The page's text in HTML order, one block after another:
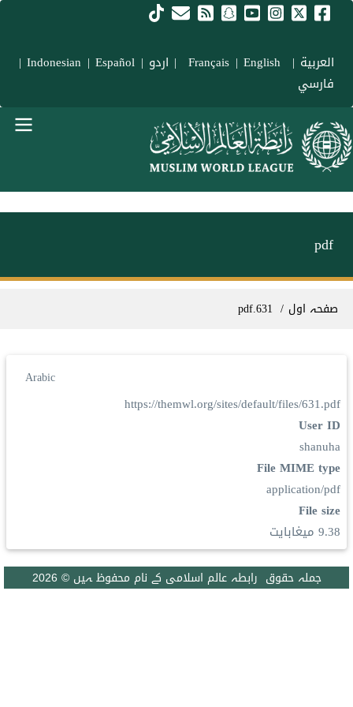
Skip to main content
العربية |
Français
| English
| اردو |
Indonesian |Español
|
فارسي
pdf
Breadcrumb
صفحہ اول 631.pdf
Arabic
https://themwl.org/sites/default/files/631.pdf
User ID
shanuha
File MIME type
application/pdf
File size
9.38 ميغابايت
جملہ حقوق رابطہ عالم اسلامی کے نام محفوظ ہیں © 2026